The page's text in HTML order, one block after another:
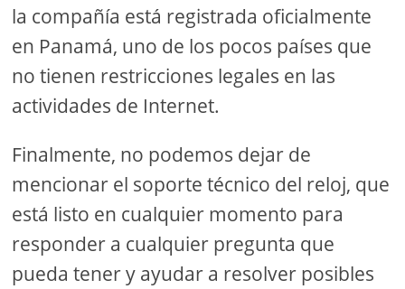
la compañía está registrada oficialmente
en Panamá, uno de los pocos países que
no tienen restricciones legales en las
actividades de Internet.
Finalmente, no podemos dejar de
mencionar el soporte técnico del reloj, que
está listo en cualquier momento para
responder a cualquier pregunta que
pueda tener y ayudar a resolver posibles